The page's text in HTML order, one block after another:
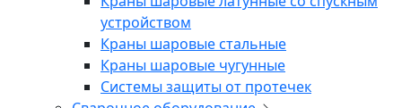
устройством
Краны шаровые стальные
Краны шаровые чугунные
Системы защиты от протечек